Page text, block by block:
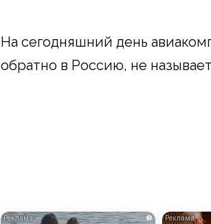
На сегодняшний день
обратно в Россию, не
i